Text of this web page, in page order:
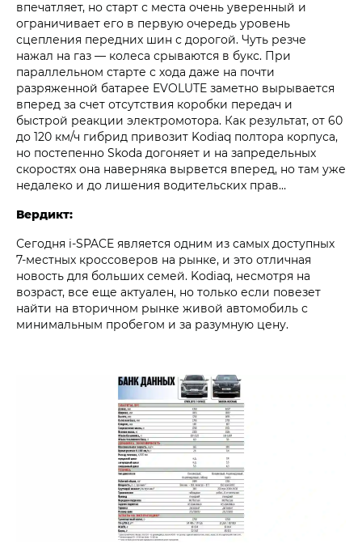
впечатляет, но старт с места очень уверенный и
ограничивает его в первую очередь уровень
сцепления передних шин с дорогой. Чуть резче
нажал на газ — колеса срываются в букс. При
параллельном старте с хода даже на почти
разряженной батарее EVOLUTE заметно вырывается
вперед за счет отсутствия коробки передач и
быстрой реакции электромотора. Как результат, от 60
до 120 км/ч гибрид привозит Kodiaq полтора корпуса,
но постепенно Skoda догоняет и на запредельных
скоростях она наверняка вырвется вперед, но там уже
недалеко и до лишения водительских прав…
Вердикт:
Сегодня i‑SPACE является одним из самых доступных
7‑местных кроссоверов на рынке, и это отличная
новость для больших семей. Kodiaq, несмотря на
возраст, все еще актуален, но только если повезет
найти на вторичном рынке живой автомобиль с
минимальным пробегом и за разумную цену.